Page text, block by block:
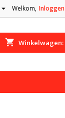
Welkom, Inloggen

shopping_cart Winkelwagen: